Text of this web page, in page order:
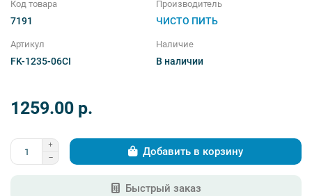
Код товара
7191
Производитель
ЧИСТО ПИТЬ
Артикул
FK-1235-06CI
Наличие
В наличии
1259.00 p.
Добавить в корзину
Быстрый заказ